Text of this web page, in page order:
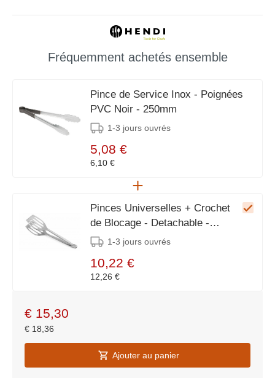
Fréquemment achetés ensemble
Pince de Service Inox - Poignées
PVC Noir - 250mm
1-3 jours ouvrés
5,08 €
6,10 €
Pinces Universelles + Crochet
de Blocage - Detachable -
280(L)mm
1-3 jours ouvrés
10,22 €
12,26 €
€ 15,30
€ 18,36
Ajouter au panier